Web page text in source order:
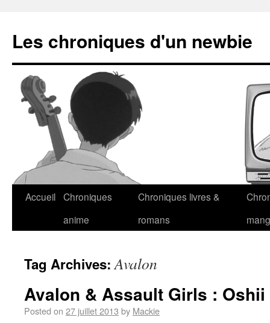
Les chroniques d'un newbie
Accueil Chroniques
anime
Chroniques livres &
romans
Tag Archives:Avalon
Avalon & Assault Girls :
Posted on 27 juillet 2013 by Mackie